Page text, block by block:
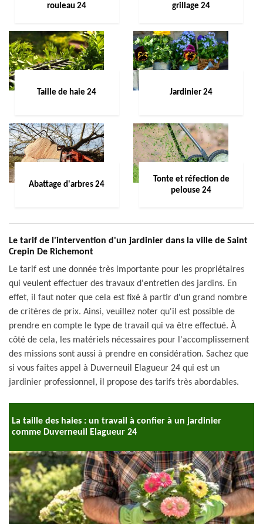
rouleau 24
grillage 24
Taille de haie 24 Jardinier 24
Abattage d'arbres 24
Tonte et réfection de
pelouse 24
Le tarif de l'intervention d'un jardinier dans la ville de Saint
Crepin De Richemont
Le tarif est une donnée très importante pour les propriétaires
qui veulent effectuer des travaux d'entretien des jardins. En
effet, il faut noter que cela est fixé à partir d'un grand nombre
de critères de prix. Ainsi, veuillez noter qu'il est possible de
prendre en compte le type de travail qui va être effectué. À
côté de cela, les matériels nécessaires pour l'accomplissement
des missions sont aussi à prendre en considération. Sachez que
si vous faites appel à Duverneuil Elagueur 24 qui est un
jardinier professionnel, il propose des tarifs très abordables.
La taille des haies : un travail à confier à un jardinier
comme Duverneuil Elagueur 24